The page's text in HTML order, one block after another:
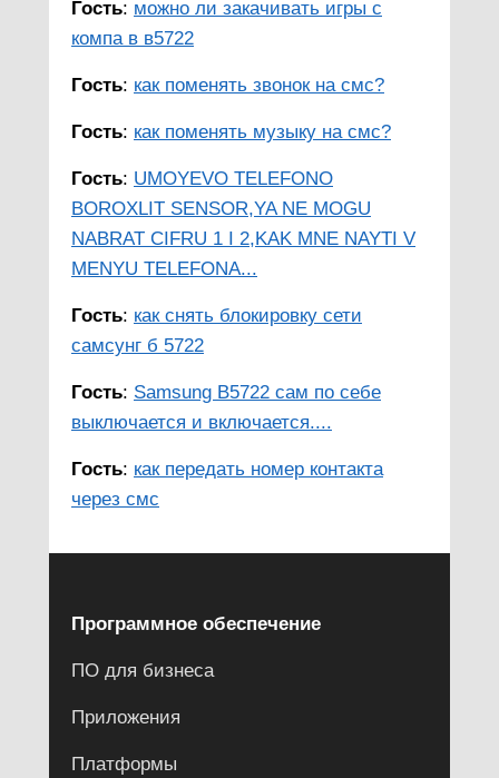
Гость: можно ли закачивать игры с
компа в в5722
Гость: как поменять звонок на смс?
Гость: как поменять музыку на смс?
Гость: UMOYEVO TELEFONO
BOROXLIT SENSOR,YA NE MOGU
NABRAT CIFRU 1 I 2,KAK MNE NAYTI V
MENYU TELEFONA...
Гость: как снять блокировку сети
самсунг б 5722
Гость: Samsung B5722 сам по себе
выключается и включается....
Гость: как передать номер контакта
через смс
Программное обеспечение
ПО для бизнеса
Приложения
Платформы